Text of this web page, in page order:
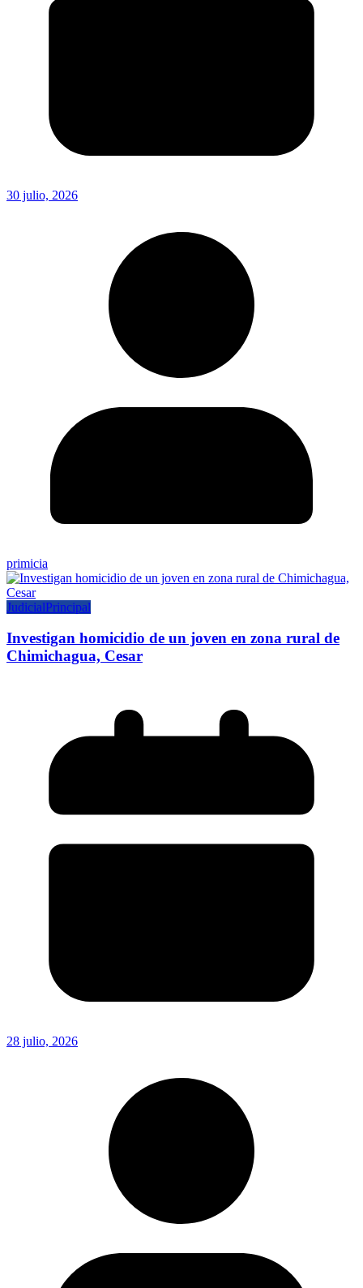
30 julio, 2026
primicia
JudicialPrincipal
Investigan homicidio de un joven en zona rural de
Chimichagua, Cesar
28 julio, 2026